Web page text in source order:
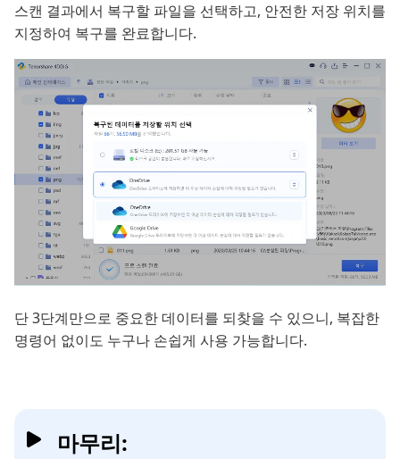
스캔 결과에서 복구할 파일을 선택하고, 안전한 저장 위치를
지정하여 복구를 완료합니다.
단 3단계만으로 중요한 데이터를 되찾을 수 있으니, 복잡한
명령어 없이도 누구나 손쉽게 사용 가능합니다.
마무리: